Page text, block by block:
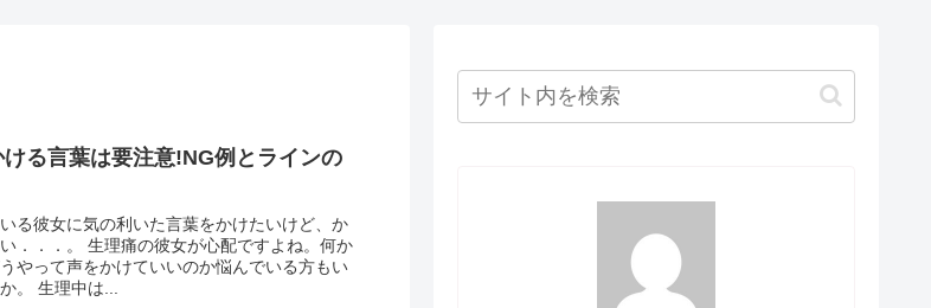
る言葉は要注意!NG例とラインの
る彼女に気の利いた言葉をかけたいけど、か
が心配ですよね。何か
やって声をかけていいのか悩んでいる方もい
るのではないでしょうか。 生理中は...